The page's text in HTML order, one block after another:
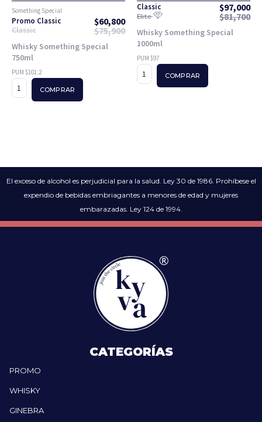
Something Special
Promo Classic $60,800
Classic $75,900
Whisky Something Special
750ml
PUM $101.2
COMPRAR
Classic $97,000
Elite $81,700
Whisky Something Special
1000ml
PUM $97
COMPRAR
El exceso de alcohol es perjudicial para la salud. Ley 30 de 1986. Prohíbese el
expendio de bebidas embriagantes a menores de edad y mujeres
embarazadas. Ley 124 de 1994.
CATEGORÍAS
PROMO
WHISKY
GINEBRA